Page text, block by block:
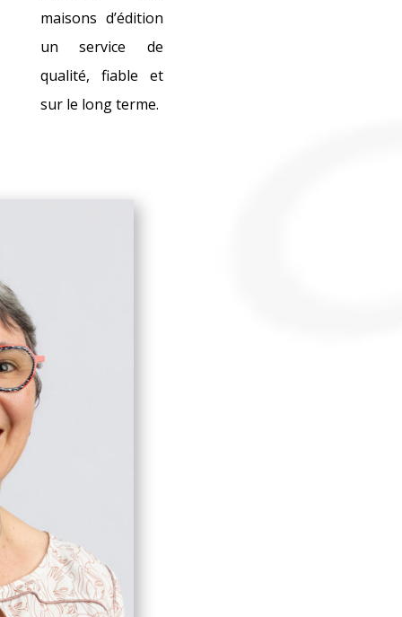
maisons d’édition
un service de
qualité, fiable et
sur le long terme.